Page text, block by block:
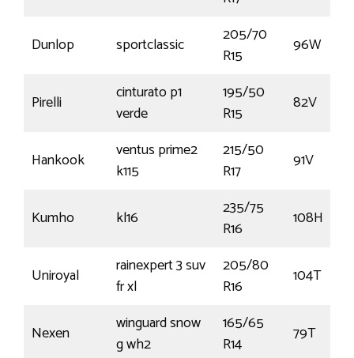
Dunlop sportclassic
205/70
R15
96W
Pirelli
cinturato p1
verde
195/50
R15
82V
Hankook
ventus prime2
k115
215/50
R17
91V
Kumho kl16
235/75
R16
108H
Uniroyal
rainexpert 3 suv
fr xl
205/80
R16
104T
Nexen
winguard snow
g wh2
165/65
R14
79T